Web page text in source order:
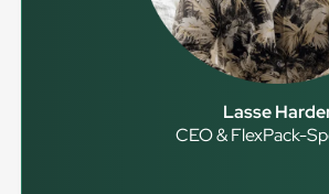
Lasse
CEO & FlexPack-